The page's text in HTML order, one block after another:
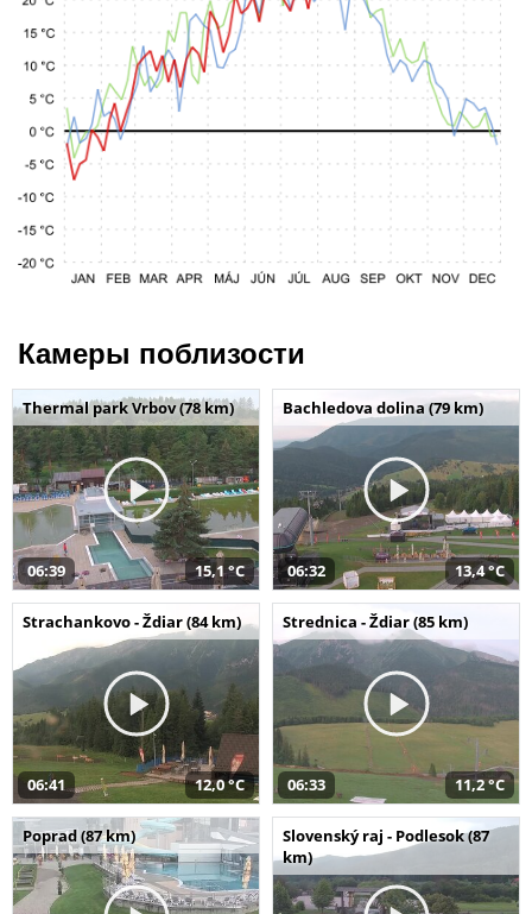
Камеры поблизости
Thermal park Vrbov (78 km)
06:39 15,1 °C
Bachledova dolina (79 km)
06:32 13,4 °C
Strachankovo - Ždiar (84 km)
06:41 12,0 °C
Strednica - Ždiar (85 km)
06:33 11,2 °C
Poprad (87 km)
Slovenský raj - Podlesok (87
km)